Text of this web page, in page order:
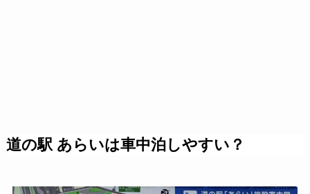
道の駅 あらいは車中泊しやすい？